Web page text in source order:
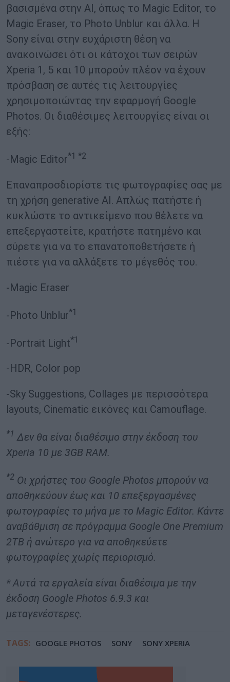
βασισμένα στην AI, όπως το Magic Editor, το
Magic Eraser, το Photo Unblur και άλλα. Η
Sony είναι στην ευχάριστη θέση να
ανακοινώσει ότι οι κάτοχοι των σειρών
Xperia 1, 5 και 10 μπορούν πλέον να έχουν
πρόσβαση σε αυτές τις λειτουργίες
χρησιμοποιώντας την εφαρμογή Google
Photos. Οι διαθέσιμες λειτουργίες είναι οι
εξής:
-Magic Editor*1 *2
Επαναπροσδιορίστε τις φωτογραφίες σας με
τη χρήση generative AI. Απλώς πατήστε ή
κυκλώστε το αντικείμενο που θέλετε να
επεξεργαστείτε, κρατήστε πατημένο και
σύρετε για να το επανατοποθετήσετε ή
πιέστε για να αλλάξετε το μέγεθός του.
-Magic Eraser
-Photo Unblur*1
-Portrait Light*1
-HDR, Color pop
-Sky Suggestions, Collages με περισσότερα
layouts, Cinematic εικόνες και Camouflage.
*1 Δεν θα είναι διαθέσιμο στην έκδοση του
Xperia 10 με 3GB RAM.
*2 Οι χρήστες του Google Photos μπορούν να
αποθηκεύουν έως και 10 επεξεργασμένες
φωτογραφίες το μήνα με το Magic Editor. Κάντε
αναβάθμιση σε πρόγραμμα Google One Premium
2TB ή ανώτερο για να αποθηκεύετε
φωτογραφίες χωρίς περιορισμό.
* Αυτά τα εργαλεία είναι διαθέσιμα με την
έκδοση Google Photos 6.9.3 και
μεταγενέστερες.
TAGS: GOOGLE PHOTOS SONY SONY XPERIA